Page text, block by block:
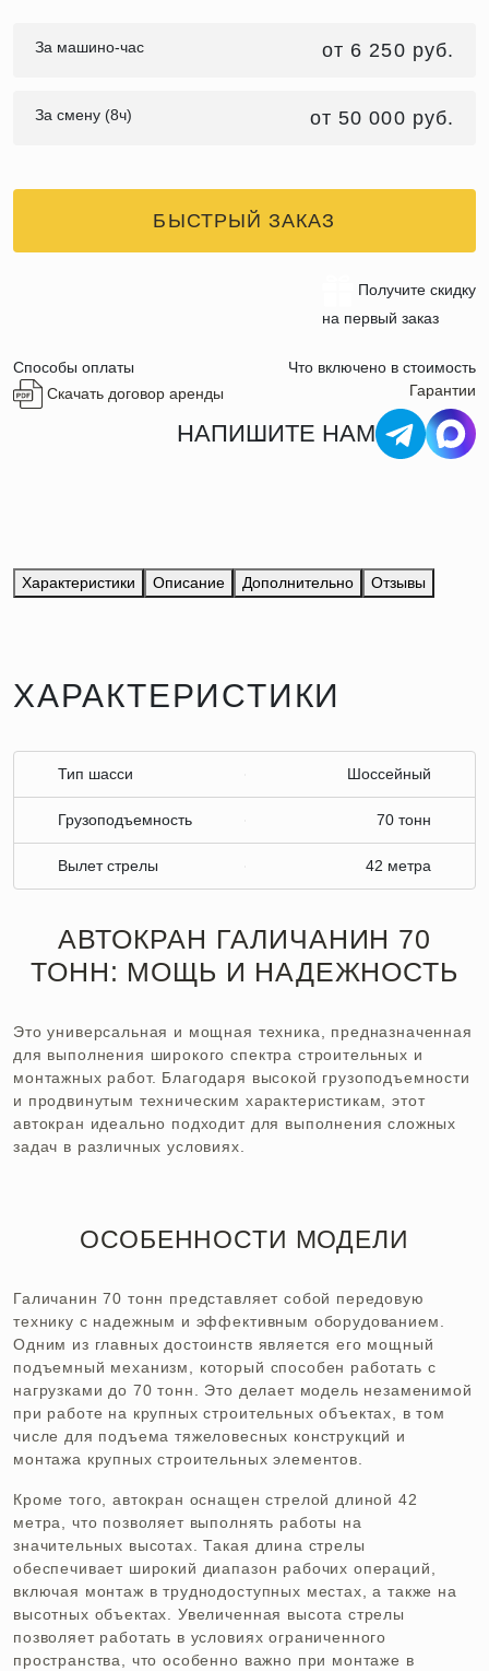
За машино-час от 6 250 руб.
За смену (8ч) от 50 000 руб.
БЫСТРЫЙ ЗАКАЗ
Получите скидку
на первый заказ
Способы оплаты
Что включено в стоимость
Скачать договор аренды
Гарантии
НАПИШИТЕ НАМ
Характеристики Описание Дополнительно Отзывы
ХАРАКТЕРИСТИКИ
Тип шасси Шоссейный
Грузоподъемность 70 тонн
Вылет стрелы 42 метра
АВТОКРАН ГАЛИЧАНИН 70
ТОНН: МОЩЬ И НАДЕЖНОСТЬ
Это универсальная и мощная техника, предназначенная
для выполнения широкого спектра строительных и
монтажных работ. Благодаря высокой грузоподъемности
и продвинутым техническим характеристикам, этот
автокран идеально подходит для выполнения сложных
задач в различных условиях.
ОСОБЕННОСТИ МОДЕЛИ
Галичанин 70 тонн представляет собой передовую
технику с надежным и эффективным оборудованием.
Одним из главных достоинств является его мощный
подъемный механизм, который способен работать с
нагрузками до 70 тонн. Это делает модель незаменимой
при работе на крупных строительных объектах, в том
числе для подъема тяжеловесных конструкций и
монтажа крупных строительных элементов.
Кроме того, автокран оснащен стрелой длиной 42
метра, что позволяет выполнять работы на
значительных высотах. Такая длина стрелы
обеспечивает широкий диапазон рабочих операций,
включая монтаж в труднодоступных местах, а также на
высотных объектах. Увеличенная высота стрелы
позволяет работать в условиях ограниченного
пространства, что особенно важно при монтаже в